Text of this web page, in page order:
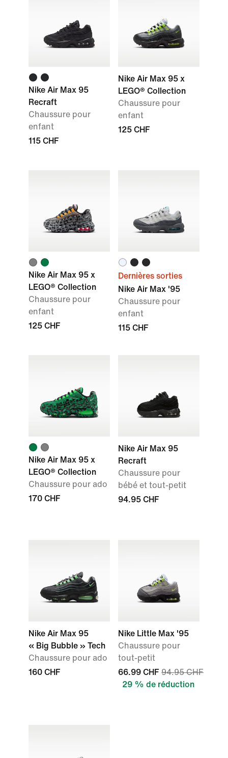
Nike Air Max 95
Recraft
Chaussure pour
enfant
115 CHF
Nike Air Max 95 x
LEGO® Collection
Chaussure pour
enfant
125 CHF
Nike Air Max 95 x
LEGO® Collection
Chaussure pour
enfant
125 CHF
Dernières sorties
Nike Air Max '95
Chaussure pour
enfant
115 CHF
Nike Air Max 95 x
LEGO® Collection
Chaussure pour ado
170 CHF
Nike Air Max 95
Recraft
Chaussure pour
bébé et tout-petit
94.95 CHF
Nike Air Max 95
« Big Bubble » Tech
Chaussure pour ado
160 CHF
Nike Little Max '95
Chaussure pour
tout-petit
66.99 CHF 94.95 CHF
29 % de réduction